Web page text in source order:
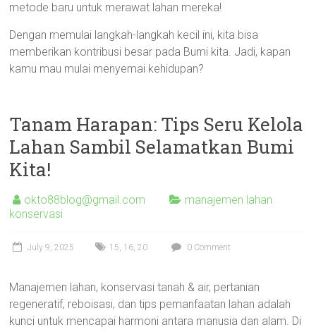
metode baru untuk merawat lahan mereka!
Dengan memulai langkah-langkah kecil ini, kita bisa
memberikan kontribusi besar pada Bumi kita. Jadi, kapan
kamu mau mulai menyemai kehidupan?
Tanam Harapan: Tips Seru Kelola
Lahan Sambil Selamatkan Bumi
Kita!
okto88blog@gmail.com
manajemen lahan
konservasi
July 9, 2025 15, 16,20 0 Comment
Manajemen lahan, konservasi tanah & air, pertanian
regeneratif, reboisasi, dan tips pemanfaatan lahan adalah
kunci untuk mencapai harmoni antara manusia dan alam. Di